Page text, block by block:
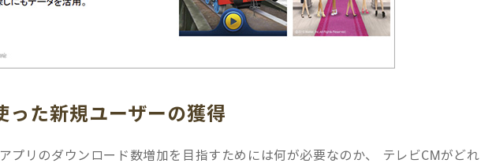
った新規ユーザーの獲得
プリのダウンロード数増加を目指すためには何が必要なのか、 テレビCMがど